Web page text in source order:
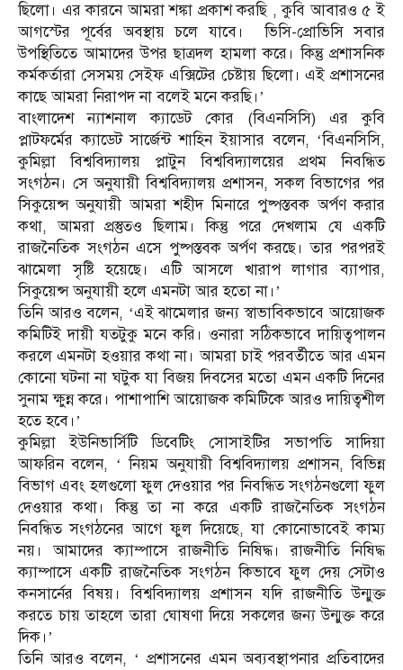
ছিলো। এর কারনে আমরা শঙ্কা প্রকাশ করছি , কুবি আবারও ৫ ই
আগস্টের পূর্বের অবস্থায় চলে যাবে। ভিসি-প্রোভিসি সবার
উপস্থিতিতে আমাদের উপর ছাত্রদল হামলা করে। কিন্তু প্রশাসনিক
কর্মকর্তারা সেসময় সেইফ এক্সিটের চেষ্টায় ছিলো। এই প্রশাসনের
কাছে আমরা নিরাপদ না বলেই মনে করছি।’
বাংলাদেশ ন্যাশনাল ক্যাডেট কোর (বিএনসিসি) এর কুবি
প্লাটফর্মের ক্যাডেট সার্জেন্ট শাহিন ইয়াসার বলেন, ‘বিএনসিসি,
কুমিল্লা বিশ্ববিদ্যালয় প্লাটুন বিশ্ববিদ্যালয়ের প্রথম নিবন্ধিত
সংগঠন। সে অনুযায়ী বিশ্ববিদ্যালয় প্রশাসন, সকল বিভাগের পর
সিকুয়েন্স অনুযায়ী আমরা শহীদ মিনারে পুষ্পস্তবক অর্পণ করার
কথা, আমরা প্রস্তুতও ছিলাম। কিন্তু পরে দেখলাম যে একটি
রাজনৈতিক সংগঠন এসে পুষ্পস্তবক অর্পণ করছে। তার পরপরই
ঝামেলা সৃষ্টি হয়েছে। এটি আসলে খারাপ লাগার ব্যাপার,
সিকুয়েন্স অনুযায়ী হলে এমনটা আর হতো না।’
তিনি আরও বলেন, ‘এই ঝামেলার জন্য স্বাভাবিকভাবে আয়োজক
কমিটিই দায়ী যতটুকু মনে করি। ওনারা সঠিকভাবে দায়িত্বপালন
করলে এমনটা হওয়ার কথা না। আমরা চাই পরবর্তীতে আর এমন
কোনো ঘটনা না ঘটুক যা বিজয় দিবসের মতো এমন একটি দিনের
সুনাম ক্ষুন্ন করে। পাশাপাশি আয়োজক কমিটিকে আরও দায়িত্বশীল
হতে হবে।’
কুমিল্লা ইউনিভার্সিটি ডিবেটিং সোসাইটির সভাপতি সাদিয়া
আফরিন বলেন, ‘ নিয়ম অনুযায়ী বিশ্ববিদ্যালয় প্রশাসন, বিভিন্ন
বিভাগ এবং হলগুলো ফুল দেওয়ার পর নিবন্ধিত সংগঠনগুলো ফুল
দেওয়ার কথা। কিন্তু তা না করে একটি রাজনৈতিক সংগঠন
নিবন্ধিত সংগঠনের আগে ফুল দিয়েছে, যা কোনোভাবেই কাম্য
নয়। আমাদের ক্যাম্পাসে রাজনীতি নিষিদ্ধ। রাজনীতি নিষিদ্ধ
ক্যাম্পাসে একটি রাজনৈতিক সংগঠন কিভাবে ফুল দেয় সেটাও
কনসার্নের বিষয়। বিশ্ববিদ্যালয় প্রশাসন যদি রাজনীতি উন্মুক্ত
করতে চায় তাহলে তারা ঘোষণা দিয়ে সকলের জন্য উন্মুক্ত করে
দিক।’
তিনি আরও বলেন, ‘ প্রশাসনের এমন অব্যবস্থাপনার প্রতিবাদের